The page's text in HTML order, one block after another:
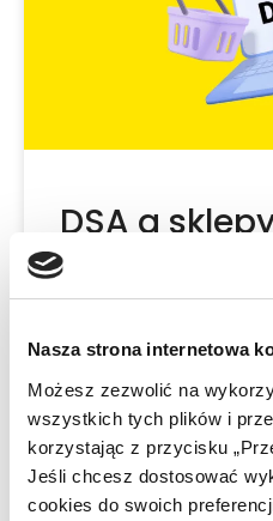
Nasza strona internetowa
Możesz zezwolić na
wszystkich tych plików i
korzystając z przycisku
Jeśli chcesz dostosować
cookies do swoich
DSA a
internetowe
Wpis został przez
maju 2024 –